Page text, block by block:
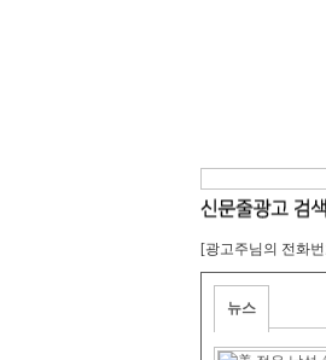
[광고주님의 전화
뉴스